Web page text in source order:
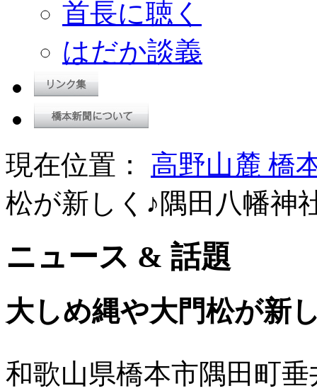
首長に聴く
はだか談義
現在位置： 高野山麓 橋
松が新しく♪隅田八幡神
ニュース & 話題
大しめ縄や大門松が新
和歌山県橋本市隅田町